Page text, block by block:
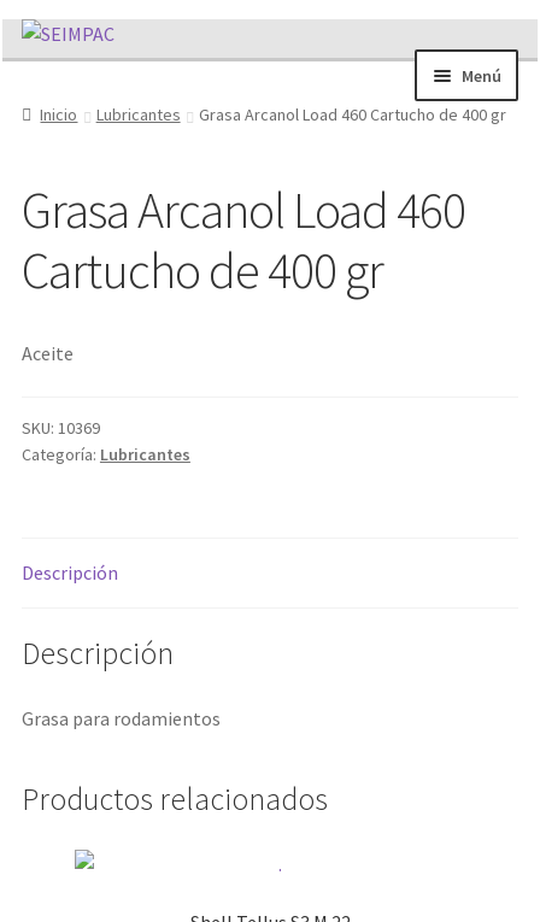
Ir
a
navegación
Ir
al
Menú
Sobre nosotros
Contacto/Solicitar Cotización
Servicios
Refacciones
Literatura
Inicio Lubricantes Grasa Arcanol Load 460 Cartucho de 400 gr
Grasa Arcanol Load 460
Cartucho de 400 gr
Aceite
SKU: 10369
Categoría: Lubricantes
Descripción
Descripción
Grasa para rodamientos
Productos relacionados